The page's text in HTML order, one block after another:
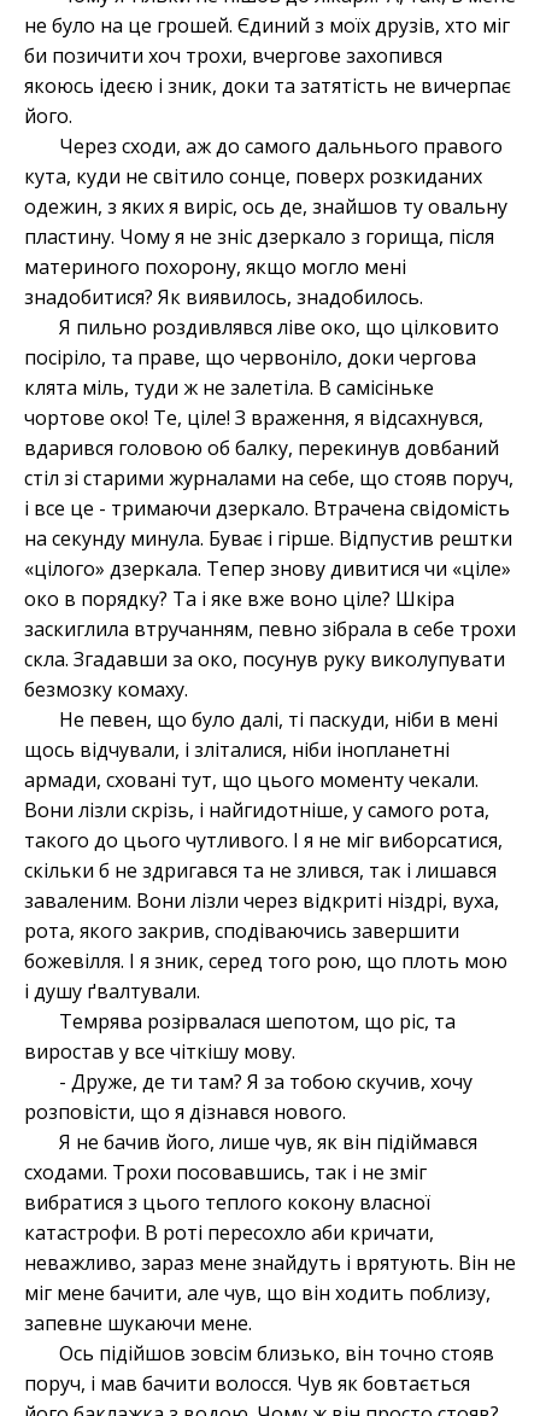
не було на це грошей. Єдиний з моїх друзів, хто міг
би позичити хоч трохи, вчергове захопився
якоюсь ідеєю і зник, доки та затятість не вичерпає
його.
Через сходи, аж до самого дальнього правого
кута, куди не світило сонце, поверх розкиданих
одежин, з яких я виріс, ось де, знайшов ту овальну
пластину. Чому я не зніс дзеркало з горища, після
материного похорону, якщо могло мені
знадобитися? Як виявилось, знадобилось.
Я пильно роздивлявся ліве око, що цілковито
посіріло, та праве, що червоніло, доки чергова
клята міль, туди ж не залетіла. В самісіньке
чортове око! Те, ціле! З враження, я відсахнувся,
вдарився головою об балку, перекинув довбаний
стіл зі старими журналами на себе, що стояв поруч,
і все це - тримаючи дзеркало. Втрачена свідомість
на секунду минула. Буває і гірше. Відпустив рештки
«цілого» дзеркала. Тепер знову дивитися чи «ціле»
око в порядку? Та і яке вже воно ціле? Шкіра
заскиглила втручанням, певно зібрала в себе трохи
скла. Згадавши за око, посунув руку виколупувати
безмозку комаху.
Не певен, що було далі, ті паскуди, ніби в мені
щось відчували, і зліталися, ніби інопланетні
армади, сховані тут, що цього моменту чекали.
Вони лізли скрізь, і найгидотніше, у самого рота,
такого до цього чутливого. І я не міг виборсатися,
скільки б не здригався та не злився, так і лишався
заваленим. Вони лізли через відкриті ніздрі, вуха,
рота, якого закрив, сподіваючись завершити
божевілля. І я зник, серед того рою, що плоть мою
і душу ґвалтували.
Темрява розірвалася шепотом, що ріс, та
виростав у все чіткішу мову.
- Друже, де ти там? Я за тобою скучив, хочу
розповісти, що я дізнався нового.
Я не бачив його, лише чув, як він підіймався
сходами. Трохи посовавшись, так і не зміг
вибратися з цього теплого кокону власної
катастрофи. В роті пересохло аби кричати,
неважливо, зараз мене знайдуть і врятують. Він не
міг мене бачити, але чув, що він ходить поблизу,
запевне шукаючи мене.
Ось підійшов зовсім близько, він точно стояв
поруч, і мав бачити волосся. Чув як бовтається